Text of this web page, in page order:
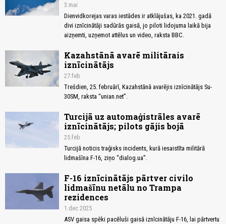
3.mai
Dienvidkorejas varas iestādes ir atklājušas, ka 2021. gadā
divi iznīcinātāji sadūrās gaisā, jo piloti lidojuma laikā bija
aizņemti, uzņemot attēlus un video, raksta BBC.
Kazahstānā avarē militārais
iznīcinātājs
27.feb
Trešdien, 25. februārī, Kazahstānā avarējis iznīcinātājs Su-
30SM, raksta “unian.net”.
Turcijā uz automaģistrāles avarē
iznīcinātājs; pilots gājis bojā
25.feb
Turcijā noticis traģisks incidents, kurā iesaistīta militārā
lidmašīna F-16, ziņo “dialog.ua”.
F-16 iznīcinātājs pārtver civilo
lidmašīnu netālu no Trampa
rezidences
1.dec 2025
ASV gaisa spēki pacēluši gaisā iznīcinātāju F-16, lai pārtvertu